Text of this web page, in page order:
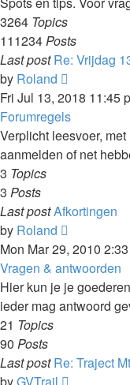
3264 Topics
111234Posts
Last post Re: Vrijdag
by Roland
the
latest
post
Fri Jul 13, 2018 11:45
Forumregels
Verplicht leesvoer,
aanmelden of net
3 Topics
3 Posts
Last postAfkortingen
by Roland
the
latest
post
Mon Mar 29, 2010
Vragen & antwoorden
Hier kun je je
ieder mag antwoord
21 Topics
90 Posts
Last post Re: Traject